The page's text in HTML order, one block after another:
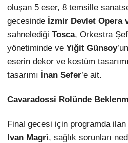
oluşan 5 eser, 8 temsille
gecesinde İzmir Devlet Opera
sahnelediği Tosca, Orkestra
yönetiminde ve Yiğit Günsoy
eserin dekor ve kostüm tasarımı
tasarımı
İnan Sefer’e ait.
Cavaradossi Rolünde
Final gecesi için programda
Ivan Magrì, sağlık sorunları